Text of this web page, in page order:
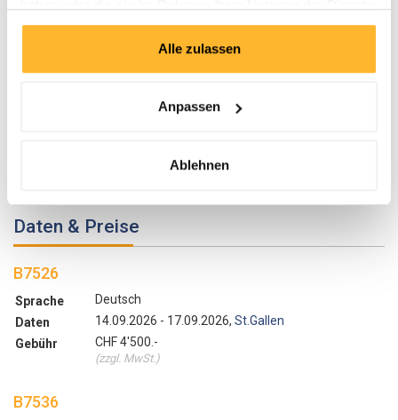
gesammelt haben.
Alle zulassen
Anpassen
Ablehnen
richtig führen
Verhandlungschancen erkennen, Verhandlungskrisen
Das Resultat: Verhandlungserfolg
Umsetzbare und effiziente Übereinkunft
Daten & Preise
B7526
Sprache
Deutsch
Daten
14.09.2026 - 17.09.2026, St.Gallen
Gebühr
CHF 4'500.-
(zzgl. MwSt.)
B7536